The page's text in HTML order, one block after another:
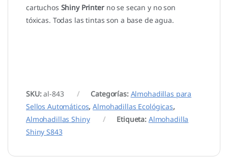
cartuchos Shiny Printerno se secan y no son
tóxicas. Todas las tintas son a base de agua.
SKU:al-843 Categorías: Almohadillas para
Sellos Automáticos,Almohadillas Ecológicas,
Almohadillas Shiny
Etiqueta: Almohadilla
Shiny S843